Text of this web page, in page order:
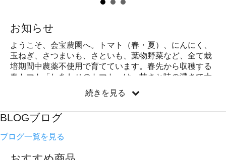
お知らせ
ようこそ、会宝農園へ。トマト（春・夏）、にんにく、
玉ねぎ、さつまいも、さといも、葉物野菜など、全て栽
培期間中農薬不使用で育てています。春先から収穫する
春トマト「しあわせのトマト」は、甘さと味の濃さで大
続きを見る
BLOGブログ
ブログ一覧を見る